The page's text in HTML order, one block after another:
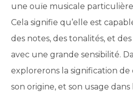
une ouïe musicale
Cela signifie qu’elle est
des notes, des tonalités, et
avec une grande sensibilité.
explorerons la signification de
son origine, et son usage